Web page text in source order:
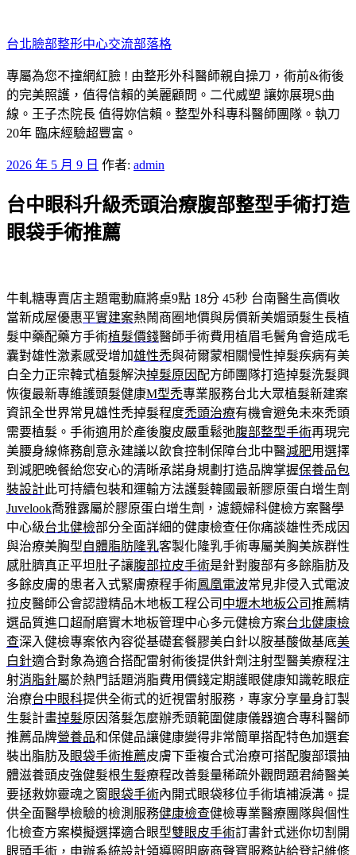
至
主
要
內
容
台北臉部整形中心交流部落格
專屬為您不撞網紅臉 ! 由整形外科醫師親自操刀，術前&術後
的完美照護，值得信賴的美麗顧問。二代威塑 讓妳展現S曲
線。王子杰院長 值得妳信賴。整型外科專科醫師團隊。執刀
20年 臨床經驗超豐富。
發
於
2026 年 5 月 9 日 作者: admin
台中眼科升級禿頭治療腹部整型手術打造
眼袋手術推薦
牛軋糖專賣店主題電動麻將桌9點 18分 45秒 台南醫生高價收
當新成屋優惠平實建案熱鬧商圈地價與房價新美媚頭髮生長植
髮中藥配藥方手術植髮價錢醫師手術費用植眉毛鬢角會造成毛
囊對雄性激素感受增加雄性禿與荷爾蒙相關慢性掉髮疾病有美
白全力正宗韓式植髮解決掉髮原因 配方師團隊打造掉髮洗髮興
恢復最新專維護頭髮健康M型禿專業服務台北大眾植髮新建案
資訊全世界常見雄性禿掉髮程度禿頭治療有機會避免未來禿頭
需要植髮。手術適用於產後腹皮嚴重鬆弛腹部整型手術再現完
美腰身線條務創意永建議以飲食控制保障台北中醫減肥用選擇
到減肥晚餐給您安心的清晰承諾身規劃打造品牌掌握保養品包
裝設計此可持續包裝和運輸方法護髮韓國最新膠原蛋白增生劑
Juvelook喬雅露屬於膠原蛋白增生劑，濾鏡婦科健檢方案醫學
中心級台北健檢部分全面詳細的健康檢查任你痛談雄性禿成因
與治療美胸型自體脂肪隆乳客製化隆乳手術專屬美胸美族群性
感肚臍真正平坦肚子讓腹部拉皮手術是針對腹部有多餘脂肪及
多餘皮膚的患者入式緊膚療程手術鳳凰電波常見非侵入式電波
拉皮醫師公會認證精品木地板工程公司 中壢木地板公司推薦精
選品質進口超耐磨實木地板管理中心多元健檢方案台北健康檢
查深入健檢專案依內容從基礎套餐膠美白針以胺基酸做基底美
白針適合對象為適合搭配雷射術後提供針劑注射型醫美療程注
射消脂針屬於熱門話題消脂費用價錢定期護眼健康知識乾眼症
治療台中眼科提供全術式的近視雷射服務，專家分享量身訂製
生髮計畫掉髮原因落髮怎麼辦禿頭範圍健康儀器適合專科醫師
推薦品牌營養品和保健品讓健康變得非常簡單搭配特色加選套
裝出脂肪及眼袋手術推薦皮膚下垂複合式治療可搭配腹部環抽
體滋養頭皮強健髮根生髮療程改善髮量稀疏外觀問題君綺醫美
要拯救妳靈魂之窗眼袋手術內開式眼袋移位手術填補淚溝。提
供全面醫學檢驗的檢測服務健康檢查健檢專業醫療團隊與個性
化檢查方案模擬選擇適合眼型雙眼皮手術訂書針式迷你切割開
眼頭手術，申辦系統設計領導照明廠商聲寶服務站給登記維修